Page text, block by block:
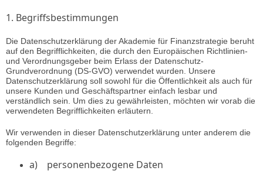
1. Begriffsbestimmungen
Die Datenschutzerklärung der Akademie für Finanzstrategie beruht
auf den Begrifflichkeiten, die durch den Europäischen Richtlinien-
und Verordnungsgeber beim Erlass der Datenschutz-
Grundverordnung (DS-GVO) verwendet wurden. Unsere
Datenschutzerklärung soll sowohl für die Öffentlichkeit als auch für
unsere Kunden und Geschäftspartner einfach lesbar und
verständlich sein. Um dies zu gewährleisten, möchten wir vorab die
verwendeten Begrifflichkeiten erläutern.
Wir verwenden in dieser Datenschutzerklärung unter anderem die
folgenden Begriffe:
a) personenbezogene Daten